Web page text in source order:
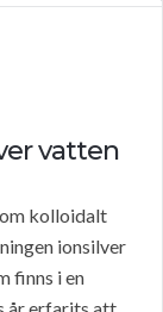
vatten
kolloidalt
ionsilver
finns i en